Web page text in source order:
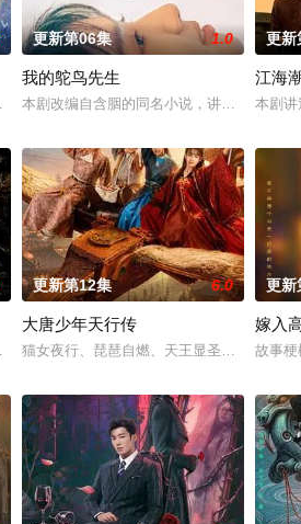
新娘纸人卷入了一场跨越十年
大以后，林知夏忽然对他说：“江逾白，我喜
更新第06集 1.0
我的鸵鸟先生
本剧改编自含胭的同名小说，讲述了邻家女
更新
江海
本剧讲
结了。鹿鸣村开了锅，村民大
由“中国准备银行”发行的伪钞货币。根据党
更新第12集 6.0
大唐少年天行传
猫女夜行、琵琶自燃、天王显圣、少年失踪
更新
嫁入
故事梗